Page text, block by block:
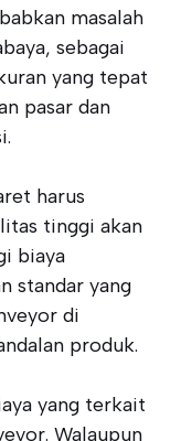
masalah
sebagai
yang tepat
pasar dan
harus
tinggi akan
biaya
standar yang
di
produk.
yang terkait
Walaupun